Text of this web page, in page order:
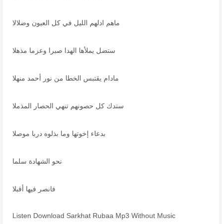
ماهم ادلهم الليل في كل العيون وضلالا
ستضل يملأها الهدا صبرا وعزما مذهلا
مادام يقتبس الخطا من نور أحمد منهلا
ستدك كل حصونهم تنهي الحصار المذملا
بدعاء إخوتها وما بذلوه دربا موصلا
نحو الشهادة سلما
فانصر فيها أقبلا
Listen Download Sarkhat Rubaa Mp3 Without Music